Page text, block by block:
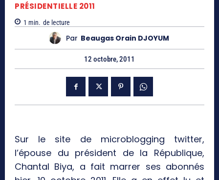
PRÉSIDENTIELLE 2011
1 min. de lecture
Par Beaugas Orain DJOYUM
12 octobre, 2011
Sur le site de microblogging twitter,
l’épouse du président de la République,
Chantal Biya, a fait marrer ses abonnés